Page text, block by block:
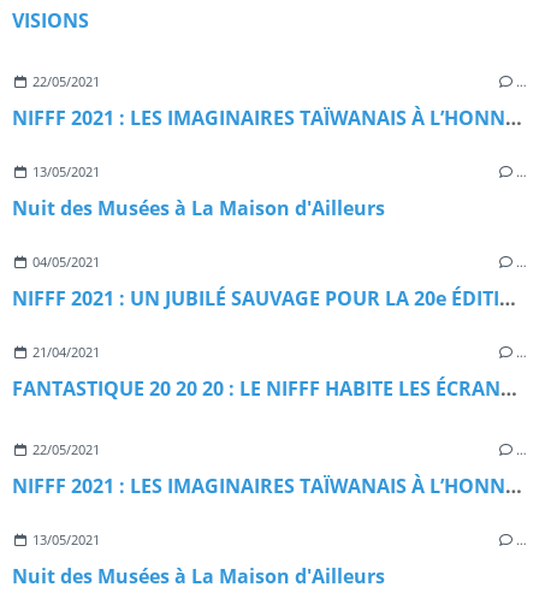
VISIONS
22/05/2021 …
NIFFF 2021 : LES IMAGINAIRES TAÏWANAIS À L’HONNEUR
13/05/2021 …
Nuit des Musées à La Maison d'Ailleurs
04/05/2021 …
NIFFF 2021 : UN JUBILÉ SAUVAGE POUR LA 20e ÉDITION
21/04/2021 …
FANTASTIQUE 20 20 20 : LE NIFFF HABITE LES ÉCRANS DE LA CINÉMATHÈQUE SUISSE
22/05/2021 …
NIFFF 2021 : LES IMAGINAIRES TAÏWANAIS À L’HONNEUR
13/05/2021 …
Nuit des Musées à La Maison d'Ailleurs